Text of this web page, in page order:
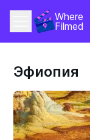
Where
Filmed
Эфиопия